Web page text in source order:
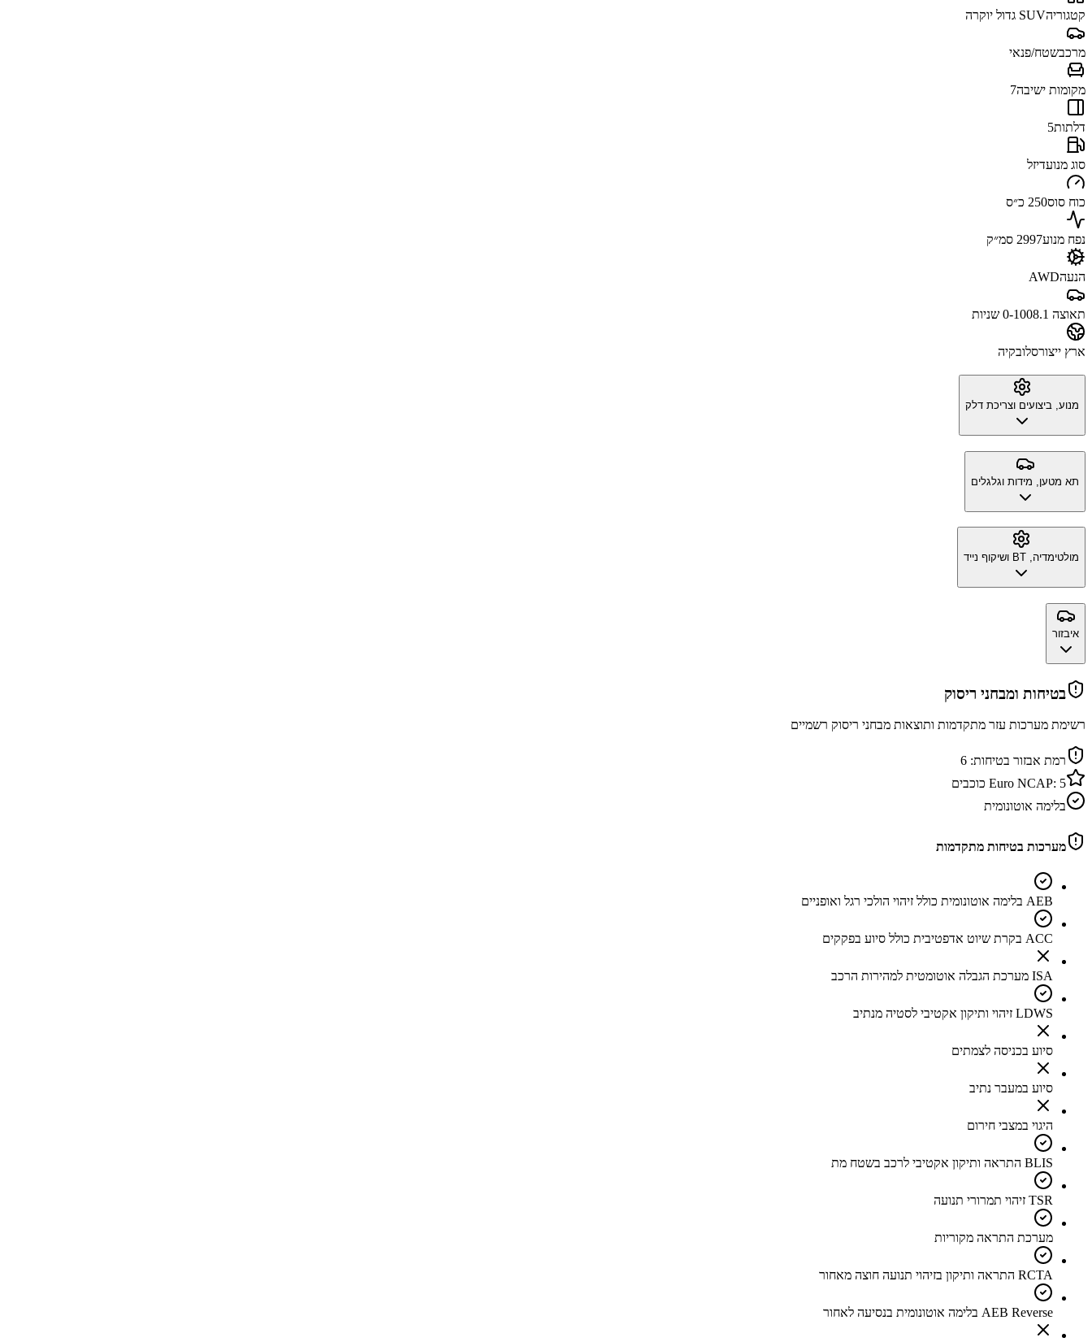
קטגוריהSUV גדול יוקרה
מרכבשטח/פנאי
מקומות ישיבה7
דלתות5
סוג מנועדיזל
כוח סוס250 כ״ס
נפח מנוע2997 סמ״ק
הנעהAWD
תאוצה 0-100 8.1 שניות
ארץ ייצורסלובקיה
מנוע, ביצועים וצריכת דלק
תא מטען, מידות וגלגלים
מולטימדיה, BT ושיקוף נייד
איבזור
בטיחות ומבחני ריסוק
רשימת מערכות עזר מתקדמות ותוצאות מבחני ריסוק רשמיים
רמת אבזור בטיחות: 6
Euro NCAP: 5
כוכבים
בלימה אוטונומית
מערכות בטיחות מתקדמות
AEB בלימה אוטונומית כולל זיהוי הולכי רגל ואופניים
ACC בקרת שיוט אדפטיבית כולל סיוע בפקקים
ISA מערכת הגבלה אוטומטית למהירות הרכב
LDWS זיהוי ותיקון אקטיבי לסטיה מנתיב
סיוע בכניסה לצמתים
סיוע במעבר נתיב
היגוי במצבי חירום
BLIS התראה ותיקון אקטיבי לרכב בשטח מת
TSR זיהוי תמרורי תנועה
מערכת התראה מקוריות
RCTA התראה ותיקון בזיהוי תנועה חוצה מאחור
AEB Reverse בלימה אוטונומית בנסיעה לאחור